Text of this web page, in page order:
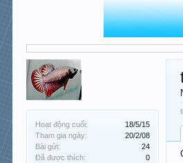
Hoạt động cuối:
18/5/15
Tham gia ngày:
20/2/08
Bài gửi:
24
Đã được thích:
0